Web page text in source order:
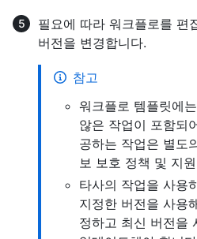
필요에 따라 워크플로를 편
버전을 변경합니다.
참고
워크플로 템플릿에
않은 작업이 포함되
공하는 작업은 별도
보 보호 정책 및 지
타사의 작업을 사용
지정한 버전을 사용
정하고 최신 버전을